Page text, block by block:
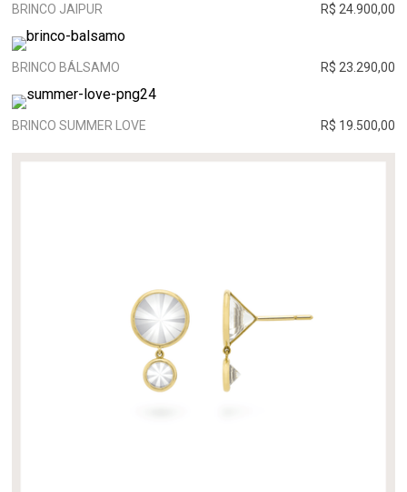
BRINCO JAIPUR R$ 24.900,00
BRINCO BÁLSAMO R$ 23.290,00
BRINCO SUMMER LOVE R$ 19.500,00